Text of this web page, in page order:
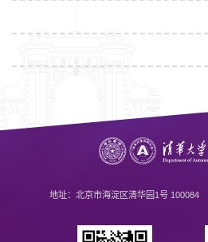
地址：北京市海淀区清华园1号